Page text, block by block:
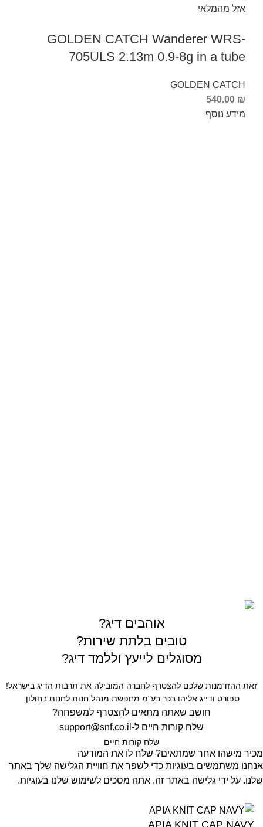
אזל מהמלאי
GOLDEN CATCH Wanderer WRS-
705ULS 2.13m 0.9-8g in a tube
GOLDEN CATCH
540.00 ₪
מידע נוסף
אוהבים דיג?
טובים בלתת שירות?
מסוגלים לייעץ וללמד דיג?
זאת ההזדמנות שלכם להצטרף לחברה המובילה את תרבות הדיג בישראל!
ספורט ודייג אליהו בכר בע"מ מחפשת מנהל חנות לחנות בחולון.
חושב שאתה מתאים להצטרף למשפחה?
שלח קורות חיים ל- support@snf.co.il
שלח קורות חיים​
מכיר מישהו אחר שמתאים? שלח לו את המודעה
אנחנו משתמשים בעוגיות כדי לשפר את חוויית הגלישה שלך באתר
שלנו. על ידי גלישה באתר זה, אתה מסכים לשימוש שלנו בעוגיות.
APIA KNIT CAP NAVY